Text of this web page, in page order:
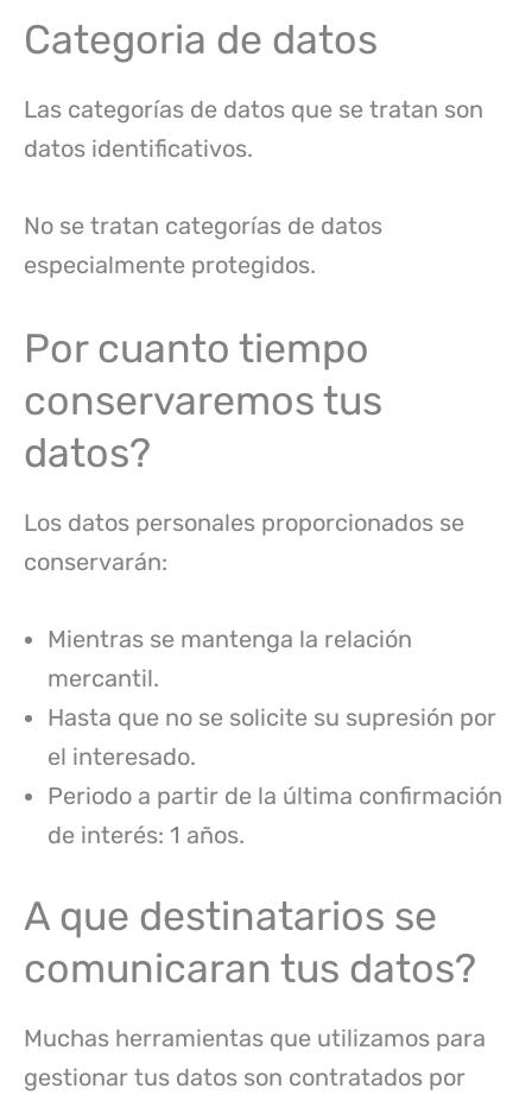
Categoria de datos
Las categorías de datos que se tratan son
datos identificativos.
No se tratan categorías de datos
especialmente protegidos.
Por cuanto tiempo
conservaremos tus
datos?
Los datos personales proporcionados se
conservarán:
Mientras se mantenga la relación
mercantil.
Hasta que no se solicite su supresión por
el interesado.
Periodo a partir de la última confirmación
de interés: 1 años.
A que destinatarios se
comunicaran tus datos?
Muchas herramientas que utilizamos para
gestionar tus datos son contratados por